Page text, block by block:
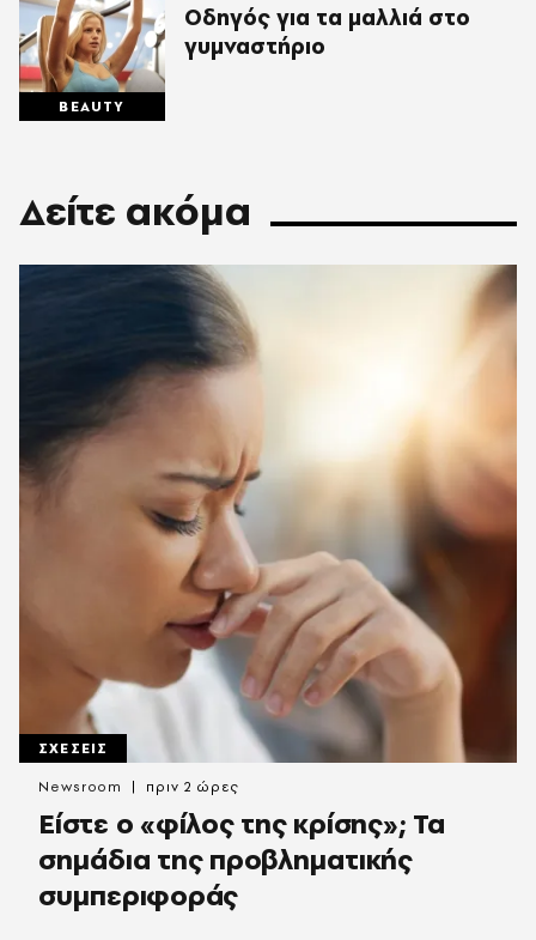
BEAUTY
Οδηγός για τα μαλλιά στο
γυμναστήριο
Δείτε ακόμα
ΣΧΕΣΕΙΣ
Είστε ο «φίλος της κρίσης»; Τα
σημάδια της προβληματικής
συμπεριφοράς
Newsroom πριν 2 ώρες